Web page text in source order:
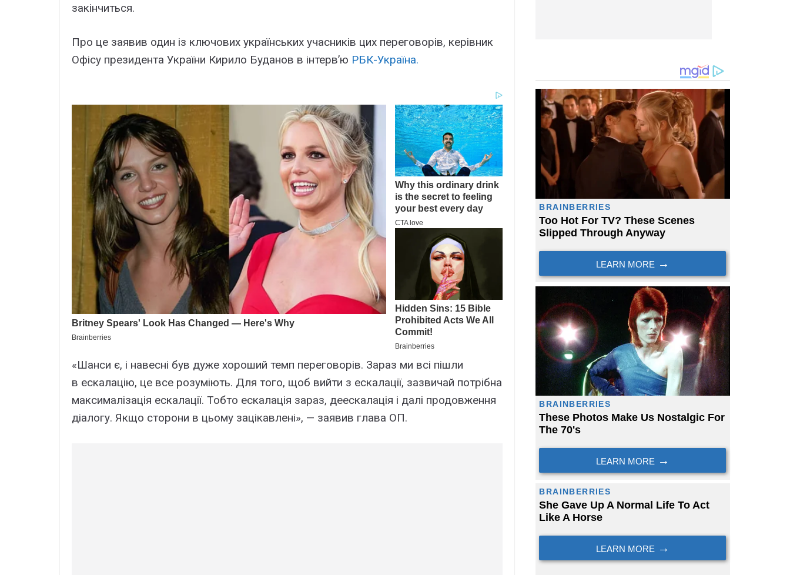
закінчиться.
Про це заявив один із ключових українських учасників цих переговорів, керівник
Офісу президента України Кирило Буданов в інтерв’ю РБК-Україна.
«Шанси є, і навесні був дуже хороший темп переговорів. Зараз ми всі пішли
в ескалацію, це все розуміють. Для того, щоб вийти з ескалації, зазвичай потрібна
максималізація ескалації. Тобто ескалація зараз, деескалація і далі продовження
діалогу. Якщо сторони в цьому зацікавлені», — заявив глава ОП.